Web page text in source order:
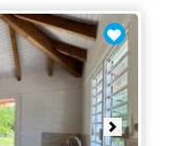
Next